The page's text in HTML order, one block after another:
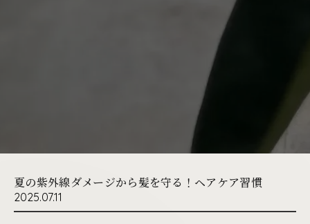
夏の紫外線ダメージから髪を守る！ヘアケア習慣
2025.07.11